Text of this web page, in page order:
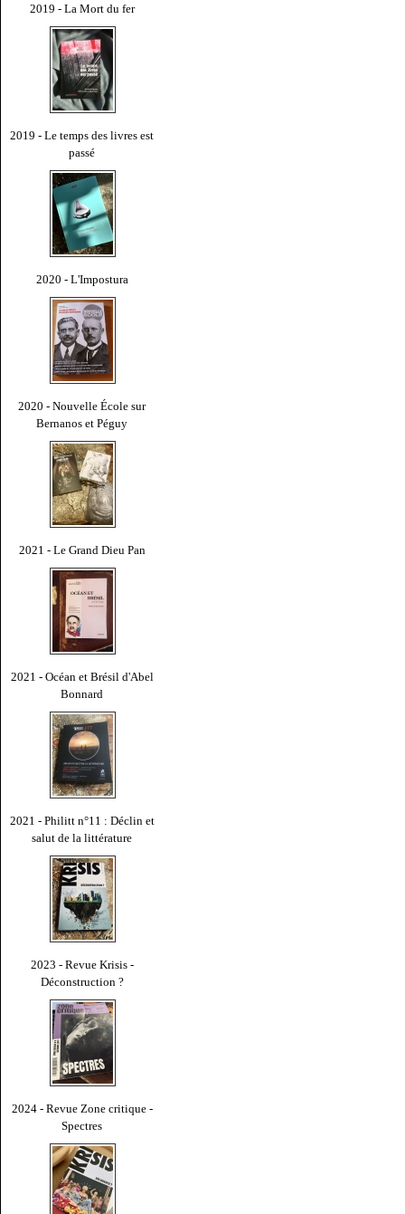
2019 - La Mort du fer
2019 - Le temps des livres est
passé
2020 - L'Impostura
2020 - Nouvelle École sur
Bernanos et Péguy
2021 - Le Grand Dieu Pan
2021 - Océan et Brésil d'Abel
Bonnard
2021 - Philitt n°11 : Déclin et
salut de la littérature
2023 - Revue Krisis -
Déconstruction ?
2024 - Revue Zone critique -
Spectres